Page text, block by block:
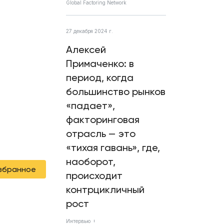
Global Factoring Network
27 декабря 2024 г.
Алексей
Примаченко: в
период, когда
большинство рынков
«падает»,
факторинговая
отрасль — это
«тихая гавань», где,
наоборот,
происходит
контрцикличный
рост
Интервью